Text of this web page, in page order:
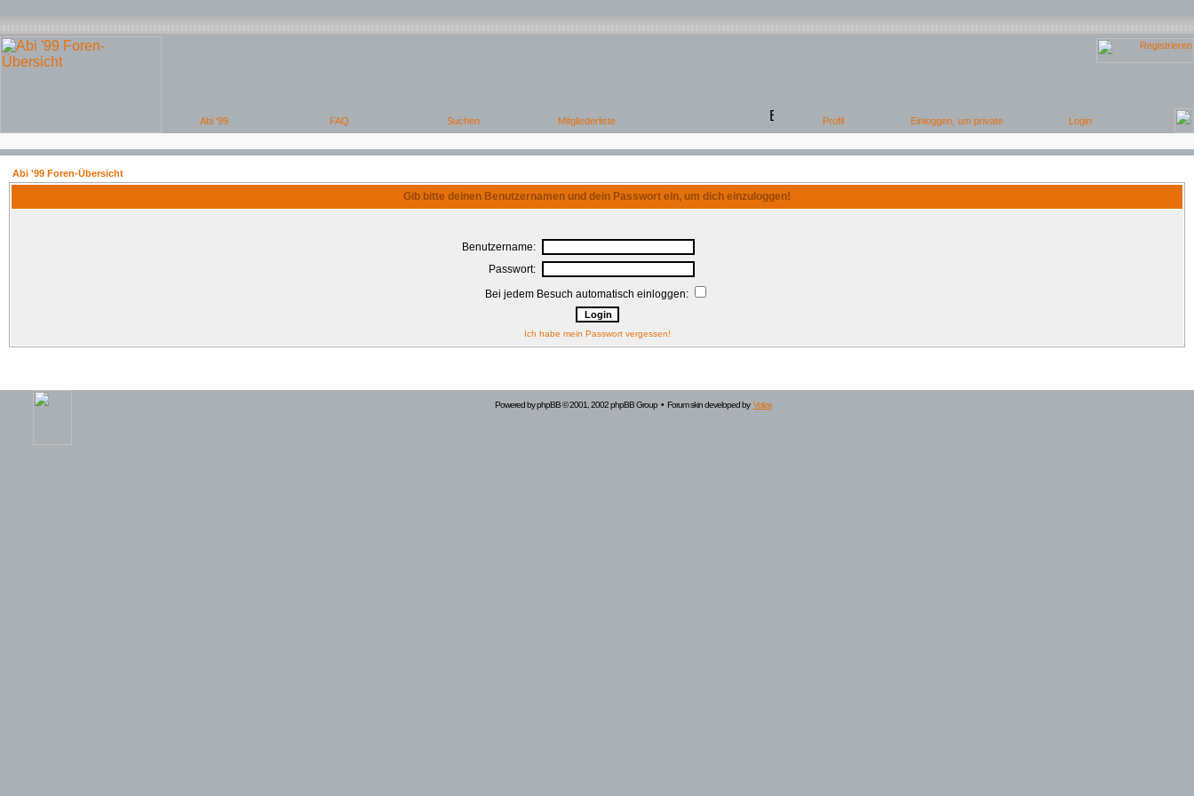
Abi '99 Foren-Übersicht
Gib bitte deinen Benutzernamen und dein Passwort ein, um dich einzuloggen!
Benutzername:
Passwort:
Bei jedem Besuch automatisch einloggen:
Ich habe mein Passwort vergessen!
Powered byphpBB© 2001, 2002 phpBB Group • Forum skin developed by Volize